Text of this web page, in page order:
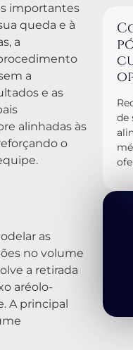
importantes
queda e à
a
a
e as
alinhadas às
o
as
no volume
a retirada
aréolo-
A principal
de